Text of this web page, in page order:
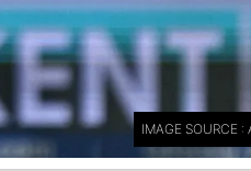
IMAGE SOURCE :